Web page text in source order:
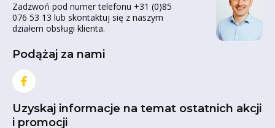
Zadzwoń pod numer telefonu +31 (0)85
076 53 13 lub skontaktuj się z naszym
działem obsługi klienta.
Podążaj za nami
Uzyskaj informacje na temat ostatnich akcji
i promocji